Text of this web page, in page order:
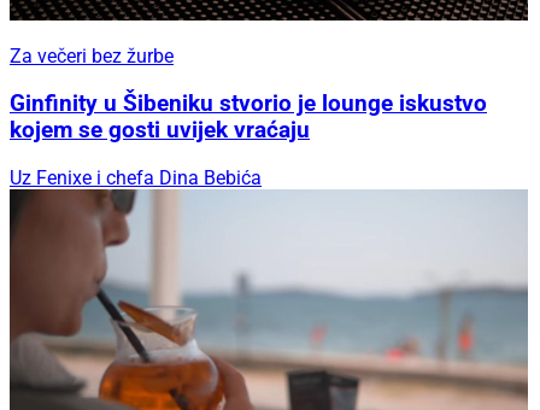
Za večeri bez žurbe
Ginfinity u Šibeniku stvorio je lounge iskustvo
kojem se gosti uvijek vraćaju
Uz Fenixe i chefa Dina Bebića